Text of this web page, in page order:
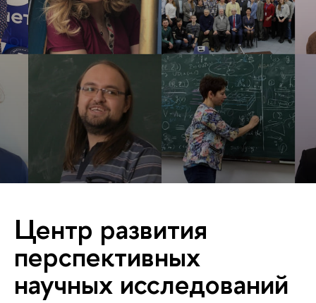
Центр развития
перспективных
научных исследований